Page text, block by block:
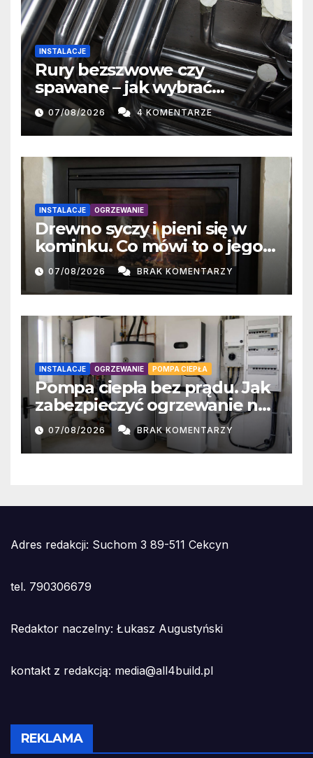
INSTALACJE
Rury bezszwowe czy
spawane – jak wybrać
właściwe rozwiązanie?
07/08/2026 4 KOMENTARZE
INSTALACJE OGRZEWANIE
Drewno syczy i pieni się w
kominku. Co mówi to o jego
wilgotności?
07/08/2026 BRAK KOMENTARZY
INSTALACJE OGRZEWANIE POMPA CIEPŁA
Pompa ciepła bez prądu. Jak
zabezpieczyć ogrzewanie na
czas awarii sieci?
07/08/2026 BRAK KOMENTARZY
Adres redakcji: Suchom 3 89-511 Cekcyn
tel. 790306679
Redaktor naczelny: Łukasz Augustyński
kontakt z redakcją: media@all4build.pl
REKLAMA